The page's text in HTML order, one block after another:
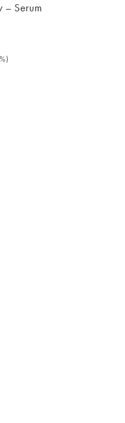
– Serum
dni 79,20 zł (0%). Było
)